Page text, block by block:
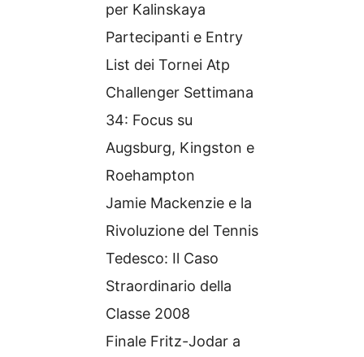
per Kalinskaya
Partecipanti e Entry
List dei Tornei Atp
Challenger Settimana
34: Focus su
Augsburg, Kingston e
Roehampton
Jamie Mackenzie e la
Rivoluzione del Tennis
Tedesco: Il Caso
Straordinario della
Classe 2008
Finale Fritz-Jodar a